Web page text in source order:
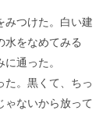
みつけた。白い建
水をなめてみる
通った。
。黒くて、ちっ
ゃないから放って